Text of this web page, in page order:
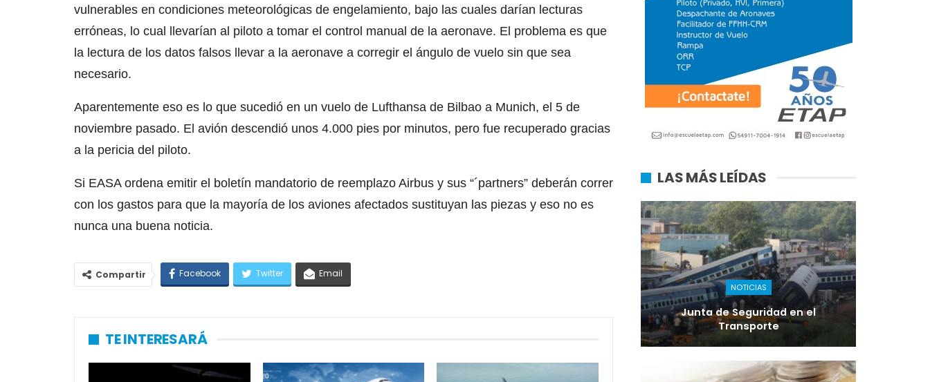
vulnerables en condiciones meteorológicas de engelamiento, bajo las cuales darían lecturas
erróneas, lo cual llevarían al piloto a tomar el control manual de la aeronave. El problema es que
la lectura de los datos falsos llevar a la aeronave a corregir el ángulo de vuelo sin que sea
necesario.
Aparentemente eso es lo que sucedió en un vuelo de Lufthansa de Bilbao a Munich, el 5 de
noviembre pasado. El avión descendió unos 4.000 pies por minutos, pero fue recuperado gracias
a la pericia del piloto.
Si EASA ordena emitir el boletín mandatorio de reemplazo Airbus y sus “´partners” deberán correr
con los gastos para que la mayoría de los aviones afectados sustituyan las piezas y eso no es
nunca una buena noticia.
Compartir Facebook Twitter Email
TE INTERESARÁ
LAS MÁS LEÍDAS
NOTICIAS
Junta de Seguridad en el
Transporte